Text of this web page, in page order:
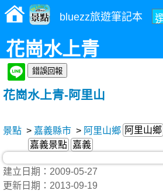
bluezz旅遊筆記本
花崗水上青
花崗水上青-阿里山
景點 > 嘉義縣市 > 阿里山鄉 阿里山鄉
嘉義景點 嘉義
建立日期：2009-05-27
更新日期：2013-09-19